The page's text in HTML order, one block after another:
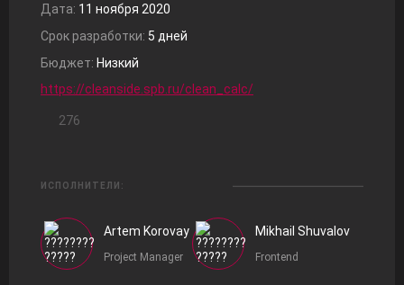
Дата: 11 ноября 2020
Срок разработки: 5 дней
Бюджет: Низкий
https://cleanside.spb.ru/clean_calc/
276
ИСПОЛНИТЕЛИ:
Artem Korovay
Project Manager
Mikhail Shuvalov
Frontend